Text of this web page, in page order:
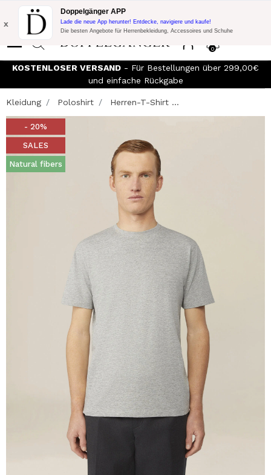
Blitzangebot:
10% Extra-Rabatt auf 300€ Einkauf mit Code:
DOPPEL300
0
x
Doppelgänger APP
Lade die neue App herunter! Entdecke, navigiere und kaufe!
Die besten Angebote für Herrenbekleidung, Accessoires und Schuhe
KOSTENLOSER VERSAND - Für Bestellungen über 299,00€
und einfache Rückgabe
Kleidung Poloshirt Herren-T-Shirt ...
- 20%
SALES
Natural fibers